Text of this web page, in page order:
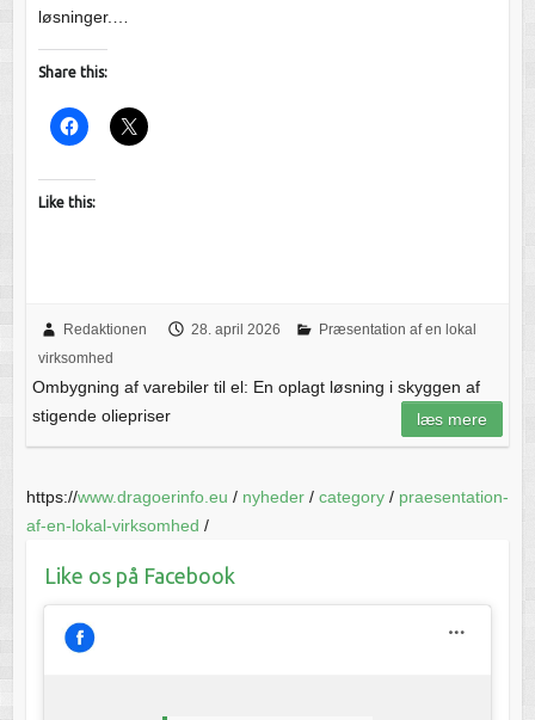
løsninger.…
Share this:
Like this:
Redaktionen 28. april 2026
Præsentation af en lokal
virksomhed
Ombygning af varebiler til el: En oplagt løsning i skyggen af
stigende oliepriser
læs mere
https://www.dragoerinfo.eu / nyheder/ category/ praesentation-
af-en-lokal-virksomhed /
Like os på Facebook